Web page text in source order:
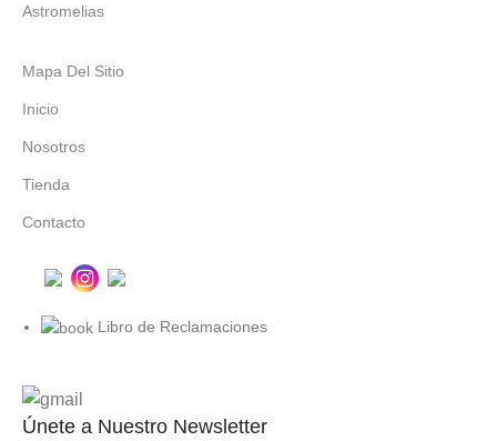
Astromelias
Mapa Del Sitio
Inicio
Nosotros
Tienda
Contacto
Libro de Reclamaciones
Únete a Nuestro Newsletter